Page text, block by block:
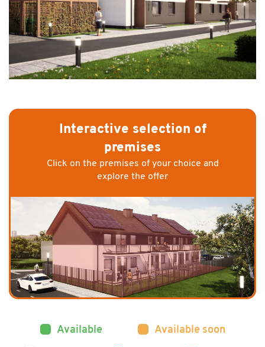
Interactive selection of
premises
Click on the premises of your choice and
explore the offer
Available Available soon